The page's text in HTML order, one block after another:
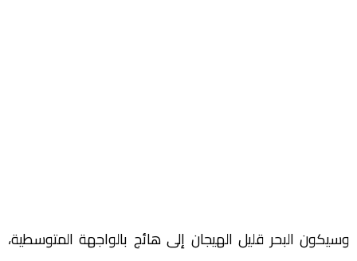
وسيكون البحر قليل الهيجان إلى هائج بالواجهة المتوسطية،